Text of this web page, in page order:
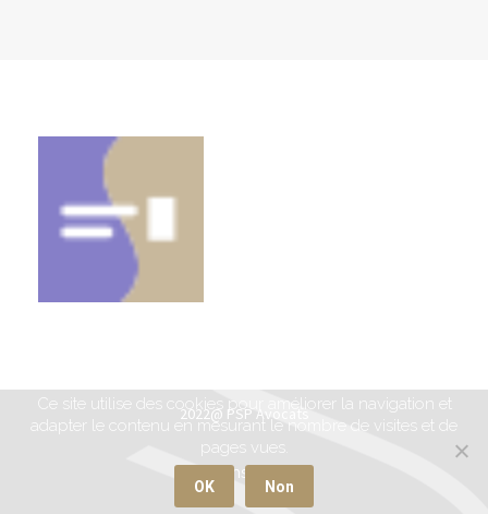
2022@ PSP Avocats
Mentions légales
Ce site utilise des cookies pour améliorer la navigation et
adapter le contenu en mesurant le nombre de visites et de
pages vues.
OK Non